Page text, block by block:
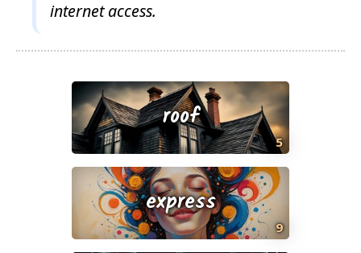
internet access.
5
roof
9
express